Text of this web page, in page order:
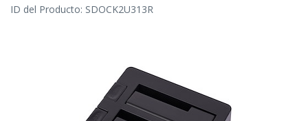
ID del Producto: SDOCK2U313R